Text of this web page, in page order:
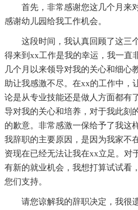
首先，非常感谢您这几个月来
感谢幼儿园给我工作机会。
这段时间，我认真回顾了这三
得来到xx工作是我的幸运，我一直
几个月以来领导对我的关心和细心
助让我感激不尽。在xx的工作中，
论是从专业技能还是做人方面都有
导对我的关心和培养，对于我此刻
的歉意。非常感激一保给予了我这
我辞职的主要原因，是因为我家不
资现在已经无法让我在xx立足。对
有新的就业机会，我想打算试试看
您们支持。
请您谅解我的辞职决定，我很